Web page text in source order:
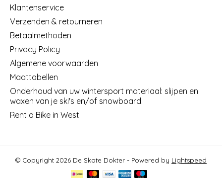
Klantenservice
Verzenden & retourneren
Betaalmethoden
Privacy Policy
Algemene voorwaarden
Maattabellen
Onderhoud van uw wintersport materiaal: slijpen en
waxen van je ski's en/of snowboard.
Rent a Bike in West
© Copyright 2026 De Skate Dokter - Powered by Lightspeed